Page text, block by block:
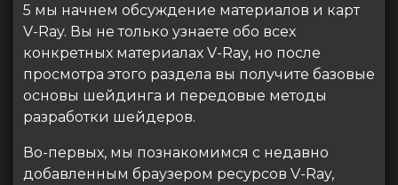
5 мы начнем обсуждение материалов и карт
V-Ray. Вы не только узнаете обо всех
конкретных материалах V-Ray, но после
просмотра этого раздела вы получите базовые
основы шейдинга и передовые методы
разработки шейдеров.
Во-первых, мы познакомимся с недавно
добавленным браузером ресурсов V-Ray,